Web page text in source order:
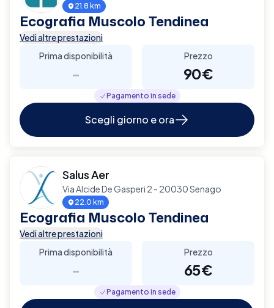
21.8 km
Ecografia Muscolo Tendinea
Vedi altre prestazioni
Prima disponibilità
-
Prezzo
90€
Pagamento in sede
Scegli giorno e ora
Salus Aer
Via Alcide De Gasperi 2 - 20030 Senago
22.0 km
Ecografia Muscolo Tendinea
Vedi altre prestazioni
Prima disponibilità
-
Prezzo
65€
Pagamento in sede